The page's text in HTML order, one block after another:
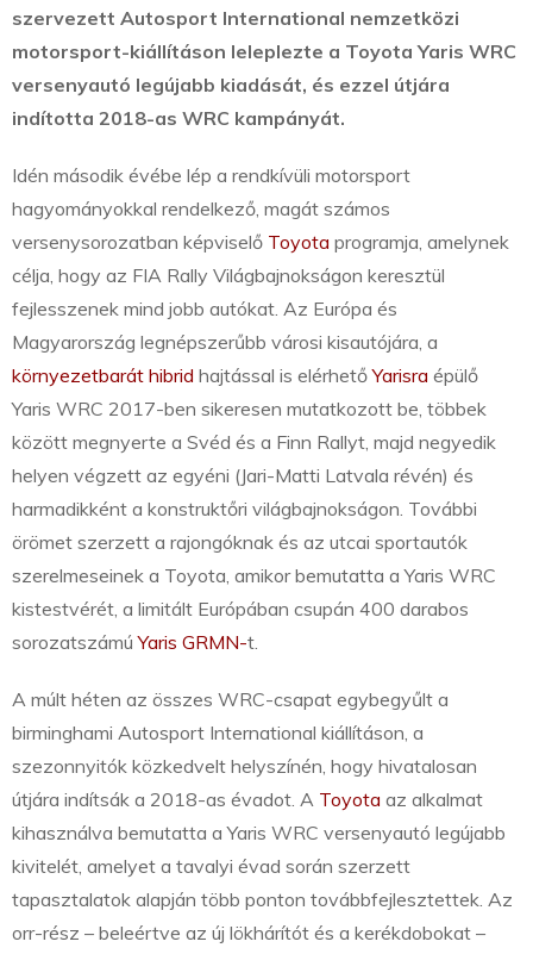
szervezett Autosport International nemzetközi
motorsport-kiállításon leleplezte a Toyota Yaris WRC
versenyautó legújabb kiadását, és ezzel útjára
indította 2018-as WRC kampányát.
Idén második évébe lép a rendkívüli motorsport
hagyományokkal rendelkező, magát számos
versenysorozatban képviselő Toyota programja, amelynek
célja, hogy az FIA Rally Világbajnokságon keresztül
fejlesszenek mind jobb autókat. Az Európa és
Magyarország legnépszerűbb városi kisautójára, a
környezetbarát hibrid hajtással is elérhetőYarisra épülő
Yaris WRC 2017-ben sikeresen mutatkozott be, többek
között megnyerte a Svéd és a Finn Rallyt, majd negyedik
helyen végzett az egyéni (Jari-Matti Latvala révén) és
harmadikként a konstruktőri világbajnokságon. További
örömet szerzett a rajongóknak és az utcai sportautók
szerelmeseinek a Toyota, amikor bemutatta a Yaris WRC
kistestvérét, a limitált Európában csupán 400 darabos
sorozatszámúYaris GRMN-t.
A múlt héten az összes WRC-csapat egybegyűlt a
birminghami Autosport International kiállításon, a
szezonnyitók közkedvelt helyszínén, hogy hivatalosan
útjára indítsák a 2018-as évadot. A Toyota az alkalmat
kihasználva bemutatta a Yaris WRC versenyautó legújabb
kivitelét, amelyet a tavalyi évad során szerzett
tapasztalatok alapján több ponton továbbfejlesztettek. Az
orr-rész – beleértve az új lökhárítót és a kerékdobokat –